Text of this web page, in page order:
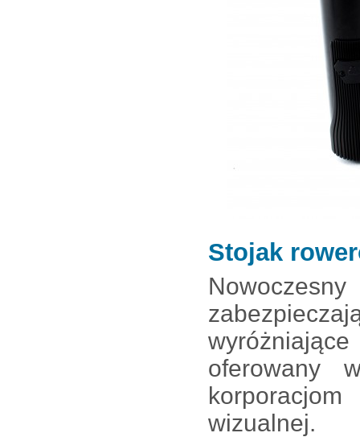
Stojak
oferowany
wizualnej.